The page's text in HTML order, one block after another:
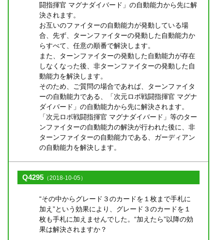
闘指揮官 マグナダイバード」の自動能力から先に解
決されます。
お互いのファイターの自動能力が発動している場
合、先ず、ターンファイターの発動した自動能力か
らすべて、任意の順番で解決します。
また、ターンファイターの発動した自動能力が存在
しなくなった後、非ターンファイターの発動した自
動能力を解決します。
そのため、ご質問の場合であれば、ターンファイタ
ーの自動能力である、「次元ロボ戦闘指揮官 マグナ
ダイバード」の自動能力から先に解決されます。
「次元ロボ戦闘指揮官 マグナダイバード」等のター
ンファイターの自動能力の解決が行われた後に、非
ターンファイターの自動能力である、ガーディアン
の自動能力を解決します。
Q4295 （2018-10-05）
“その中からグレード３のカードを１枚まで手札に
加え”という効果により、グレード３のカードを１
枚も手札に加えませんでした。“加えたら”以降の効
果は解決されますか？